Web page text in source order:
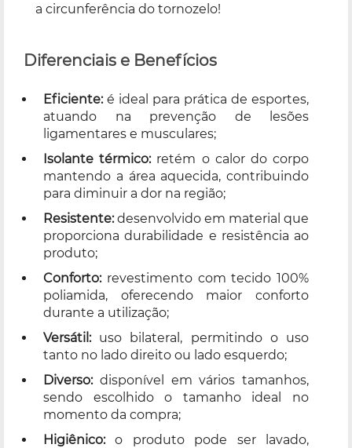
a circunferência do tornozelo!
Diferenciais e Benefícios
Eficiente:é ideal para prática de esportes,
atuando na prevenção de lesões
ligamentares e musculares;
Isolante térmico:retém o calor do corpo
mantendo a área aquecida, contribuindo
para diminuir a dor na região;
Resistente:desenvolvido em material que
proporciona durabilidade e resistência ao
produto;
Conforto:revestimento com tecido 100%
poliamida, oferecendo maior conforto
durante a utilização;
Versátil:uso bilateral, permitindo o uso
tanto no lado direito ou lado esquerdo;
Diverso:disponível em vários tamanhos,
sendo escolhido o tamanho ideal no
momento da compra;
Higiênico:o produto pode ser lavado,